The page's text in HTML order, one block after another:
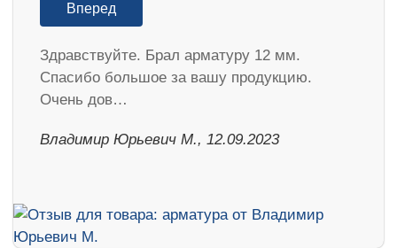
Вперед
Здравствуйте. Брал арматуру 12 мм.
Спасибо большое за вашу продукцию.
Очень дов…
Владимир Юрьевич М., 12.09.2023